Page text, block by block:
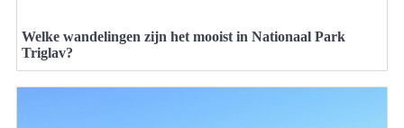
Welke wandelingen zijn het mooist in Nationaal Park
Triglav?